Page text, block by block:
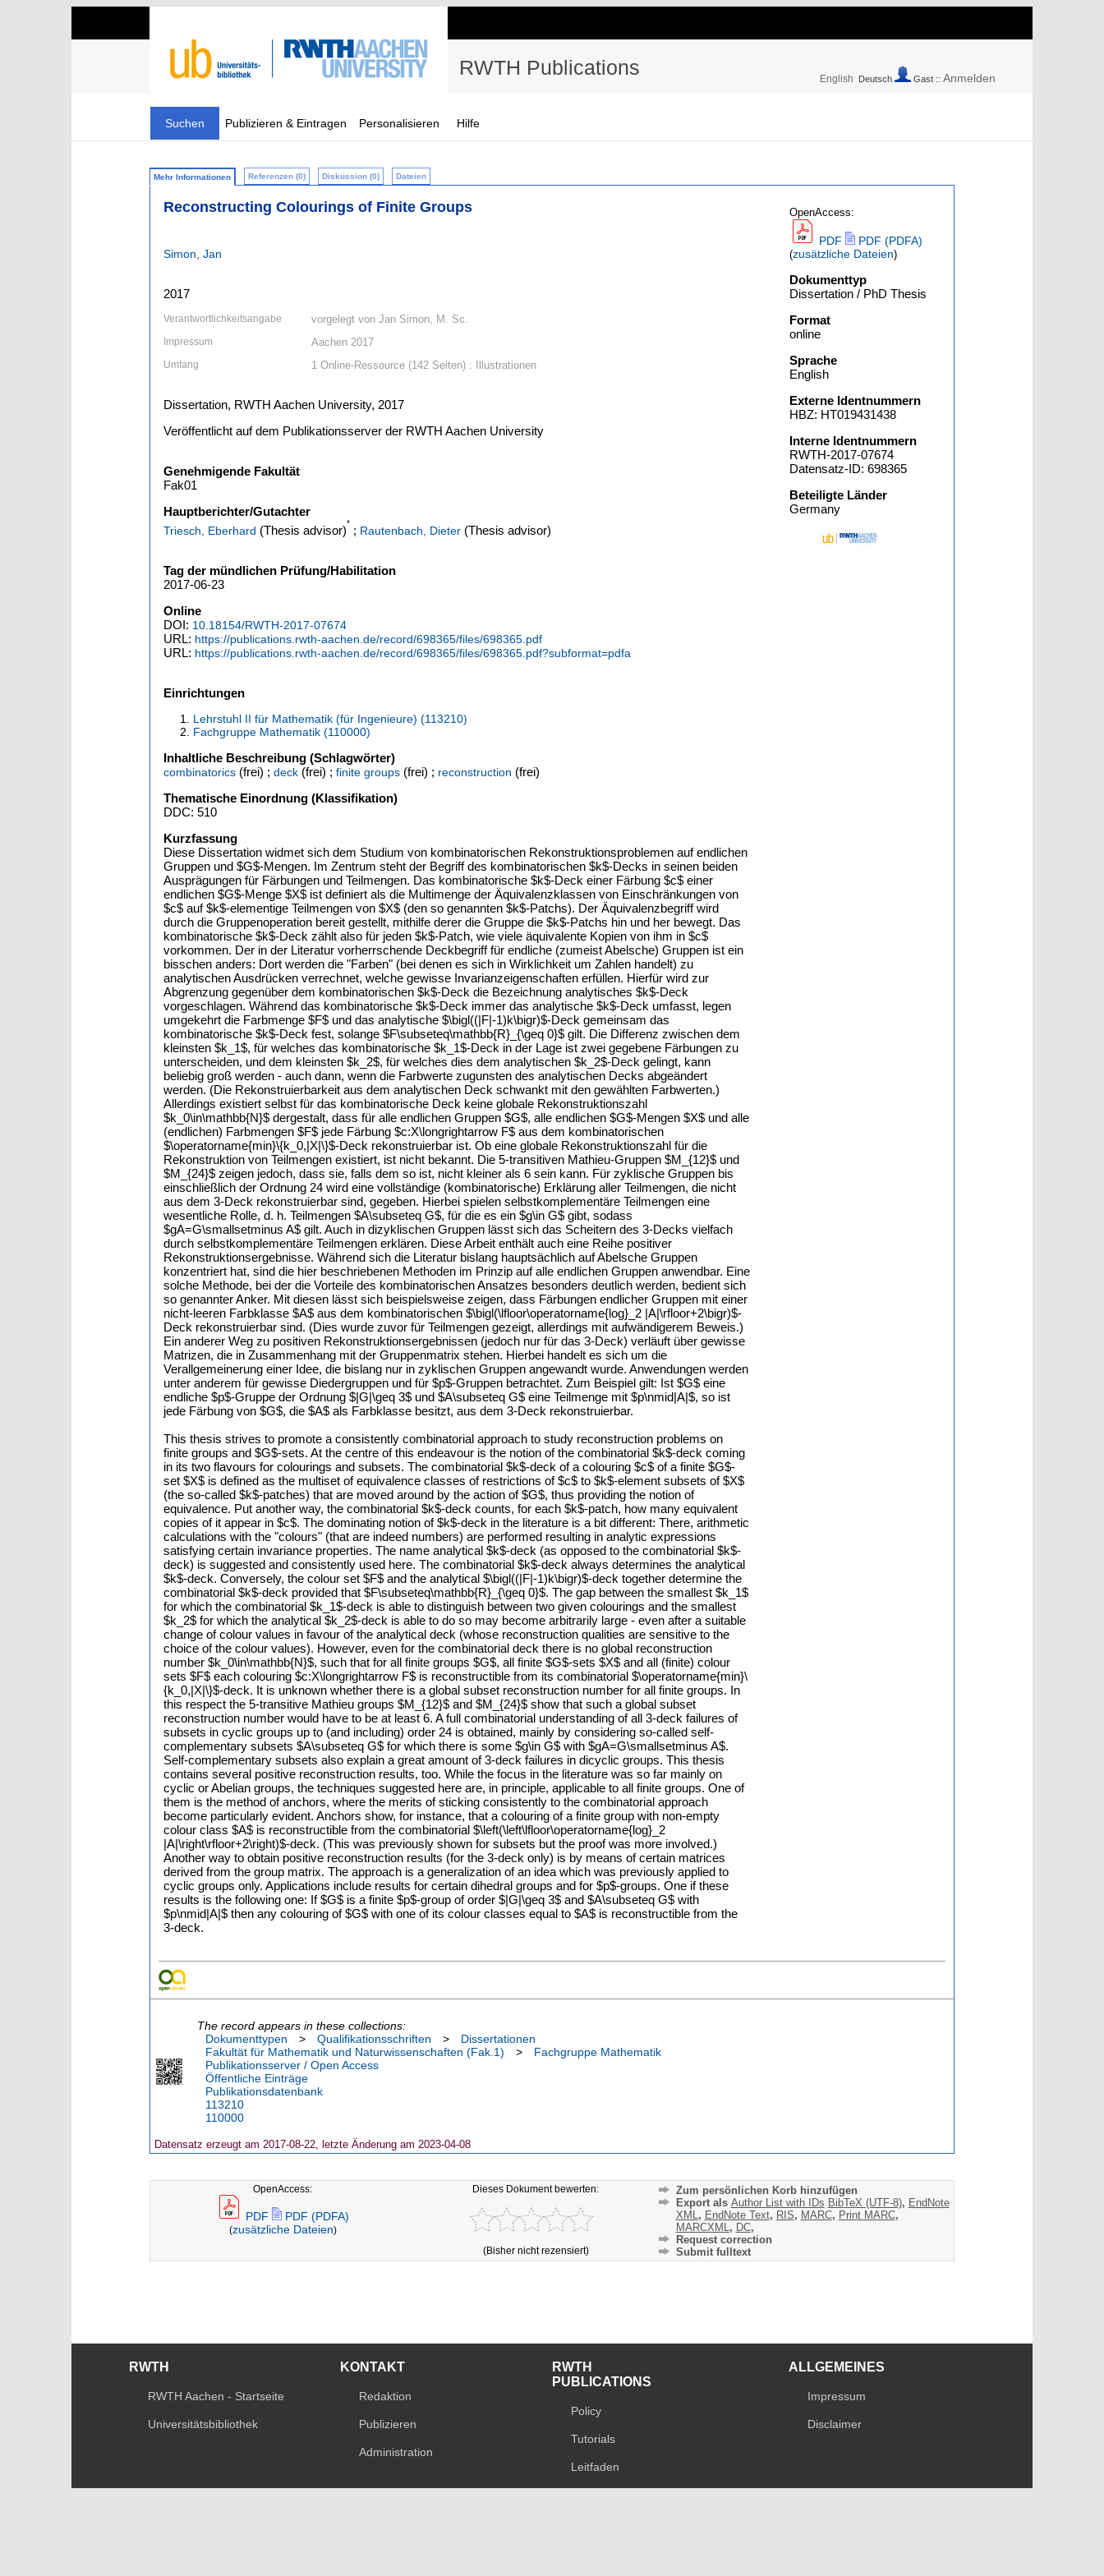
RWTH Publications English Deutsch Gast :: Anmelden
Suchen Publizieren & Eintragen Personalisieren Hilfe
Mehr Informationen Referenzen (0) Diskussion (0) Dateien
Reconstructing Colourings of Finite Groups
Simon, Jan
2017
Verantwortlichkeitsangabe vorgelegt von Jan Simon, M. Sc.
Impressum Aachen 2017
Umfang 1 Online-Ressource (142 Seiten) : Illustrationen
Dissertation, RWTH Aachen University, 2017
Veröffentlicht auf dem Publikationsserver der RWTH Aachen University
Genehmigende Fakultät
Fak01
Hauptberichter/Gutachter
Triesch, Eberhard (Thesis advisor)
*
; Rautenbach, Dieter (Thesis advisor)
Tag der mündlichen Prüfung/Habilitation
2017-06-23
Online
DOI: 10.18154/RWTH-2017-07674
URL: https://publications.rwth-aachen.de/record/698365/files/698365.pdf
URL: https://publications.rwth-aachen.de/record/698365/files/698365.pdf?subformat=pdfa
Einrichtungen
Lehrstuhl II für Mathematik (für Ingenieure) (113210)
Fachgruppe Mathematik (110000)
Inhaltliche Beschreibung (Schlagwörter)
combinatorics (frei) ; deck (frei) ; finite groups (frei) ; reconstruction (frei)
Thematische Einordnung (Klassifikation)
DDC: 510
Kurzfassung
Diese Dissertation widmet sich dem Studium von kombinatorischen Rekonstruktionsproblemen auf endlichen
Gruppen und $G$-Mengen. Im Zentrum steht der Begriff des kombinatorischen $k$-Decks in seinen beiden
Ausprägungen für Färbungen und Teilmengen. Das kombinatorische $k$-Deck einer Färbung $c$ einer
endlichen $G$-Menge $X$ ist definiert als die Multimenge der Äquivalenzklassen von Einschränkungen von
$c$ auf $k$-elementige Teilmengen von $X$ (den so genannten $k$-Patchs). Der Äquivalenzbegriff wird
durch die Gruppenoperation bereit gestellt, mithilfe derer die Gruppe die $k$-Patchs hin und her bewegt. Das
kombinatorische $k$-Deck zählt also für jeden $k$-Patch, wie viele äquivalente Kopien von ihm in $c$
vorkommen. Der in der Literatur vorherrschende Deckbegriff für endliche (zumeist Abelsche) Gruppen ist ein
bisschen anders: Dort werden die "Farben" (bei denen es sich in Wirklichkeit um Zahlen handelt) zu
analytischen Ausdrücken verrechnet, welche gewisse Invarianzeigenschaften erfüllen. Hierfür wird zur
Abgrenzung gegenüber dem kombinatorischen $k$-Deck die Bezeichnung analytisches $k$-Deck
vorgeschlagen. Während das kombinatorische $k$-Deck immer das analytische $k$-Deck umfasst, legen
umgekehrt die Farbmenge $F$ und das analytische $\bigl((|F|-1)k\bigr)$-Deck gemeinsam das
kombinatorische $k$-Deck fest, solange $F\subseteq\mathbb{R}_{\geq 0}$ gilt. Die Differenz zwischen dem
kleinsten $k_1$, für welches das kombinatorische $k_1$-Deck in der Lage ist zwei gegebene Färbungen zu
unterscheiden, und dem kleinsten $k_2$, für welches dies dem analytischen $k_2$-Deck gelingt, kann
beliebig groß werden - auch dann, wenn die Farbwerte zugunsten des analytischen Decks abgeändert
werden. (Die Rekonstruierbarkeit aus dem analytischen Deck schwankt mit den gewählten Farbwerten.)
Allerdings existiert selbst für das kombinatorische Deck keine globale Rekonstruktionszahl
$k_0\in\mathbb{N}$ dergestalt, dass für alle endlichen Gruppen $G$, alle endlichen $G$-Mengen $X$ und alle
(endlichen) Farbmengen $F$ jede Färbung $c:X\longrightarrow F$ aus dem kombinatorischen
$\operatorname{min}\{k_0,|X|\}$-Deck rekonstruierbar ist. Ob eine globale Rekonstruktionszahl für die
Rekonstruktion von Teilmengen existiert, ist nicht bekannt. Die 5-transitiven Mathieu-Gruppen $M_{12}$ und
$M_{24}$ zeigen jedoch, dass sie, falls dem so ist, nicht kleiner als 6 sein kann. Für zyklische Gruppen bis
einschließlich der Ordnung 24 wird eine vollständige (kombinatorische) Erklärung aller Teilmengen, die nicht
aus dem 3-Deck rekonstruierbar sind, gegeben. Hierbei spielen selbstkomplementäre Teilmengen eine
wesentliche Rolle, d. h. Teilmengen $A\subseteq G$, für die es ein $g\in G$ gibt, sodass
$gA=G\smallsetminus A$ gilt. Auch in dizyklischen Gruppen lässt sich das Scheitern des 3-Decks vielfach
durch selbstkomplementäre Teilmengen erklären. Diese Arbeit enthält auch eine Reihe positiver
Rekonstruktionsergebnisse. Während sich die Literatur bislang hauptsächlich auf Abelsche Gruppen
konzentriert hat, sind die hier beschriebenen Methoden im Prinzip auf alle endlichen Gruppen anwendbar. Eine
solche Methode, bei der die Vorteile des kombinatorischen Ansatzes besonders deutlich werden, bedient sich
so genannter Anker. Mit diesen lässt sich beispielsweise zeigen, dass Färbungen endlicher Gruppen mit einer
nicht-leeren Farbklasse $A$ aus dem kombinatorischen $\bigl(\lfloor\operatorname{log}_2 |A|\rfloor+2\bigr)$-
Deck rekonstruierbar sind. (Dies wurde zuvor für Teilmengen gezeigt, allerdings mit aufwändigerem Beweis.)
Ein anderer Weg zu positiven Rekonstruktionsergebnissen (jedoch nur für das 3-Deck) verläuft über gewisse
Matrizen, die in Zusammenhang mit der Gruppenmatrix stehen. Hierbei handelt es sich um die
Verallgemeinerung einer Idee, die bislang nur in zyklischen Gruppen angewandt wurde. Anwendungen werden
unter anderem für gewisse Diedergruppen und für $p$-Gruppen betrachtet. Zum Beispiel gilt: Ist $G$ eine
endliche $p$-Gruppe der Ordnung $|G|\geq 3$ und $A\subseteq G$ eine Teilmenge mit $p\nmid|A|$, so ist
jede Färbung von $G$, die $A$ als Farbklasse besitzt, aus dem 3-Deck rekonstruierbar.
This thesis strives to promote a consistently combinatorial approach to study reconstruction problems on
finite groups and $G$-sets. At the centre of this endeavour is the notion of the combinatorial $k$-deck coming
in its two flavours for colourings and subsets. The combinatorial $k$-deck of a colouring $c$ of a finite $G$-
set $X$ is defined as the multiset of equivalence classes of restrictions of $c$ to $k$-element subsets of $X$
(the so-called $k$-patches) that are moved around by the action of $G$, thus providing the notion of
equivalence. Put another way, the combinatorial $k$-deck counts, for each $k$-patch, how many equivalent
copies of it appear in $c$. The dominating notion of $k$-deck in the literature is a bit different: There, arithmetic
calculations with the "colours" (that are indeed numbers) are performed resulting in analytic expressions
satisfying certain invariance properties. The name analytical $k$-deck (as opposed to the combinatorial $k$-
deck) is suggested and consistently used here. The combinatorial $k$-deck always determines the analytical
$k$-deck. Conversely, the colour set $F$ and the analytical $\bigl((|F|-1)k\bigr)$-deck together determine the
combinatorial $k$-deck provided that $F\subseteq\mathbb{R}_{\geq 0}$. The gap between the smallest $k_1$
for which the combinatorial $k_1$-deck is able to distinguish between two given colourings and the smallest
$k_2$ for which the analytical $k_2$-deck is able to do so may become arbitrarily large - even after a suitable
change of colour values in favour of the analytical deck (whose reconstruction qualities are sensitive to the
choice of the colour values). However, even for the combinatorial deck there is no global reconstruction
number $k_0\in\mathbb{N}$, such that for all finite groups $G$, all finite $G$-sets $X$ and all (finite) colour
sets $F$ each colouring $c:X\longrightarrow F$ is reconstructible from its combinatorial $\operatorname{min}\
{k_0,|X|\}$-deck. It is unknown whether there is a global subset reconstruction number for all finite groups. In
this respect the 5-transitive Mathieu groups $M_{12}$ and $M_{24}$ show that such a global subset
reconstruction number would have to be at least 6. A full combinatorial understanding of all 3-deck failures of
subsets in cyclic groups up to (and including) order 24 is obtained, mainly by considering so-called self-
complementary subsets $A\subseteq G$ for which there is some $g\in G$ with $gA=G\smallsetminus A$.
Self-complementary subsets also explain a great amount of 3-deck failures in dicyclic groups. This thesis
contains several positive reconstruction results, too. While the focus in the literature was so far mainly on
cyclic or Abelian groups, the techniques suggested here are, in principle, applicable to all finite groups. One of
them is the method of anchors, where the merits of sticking consistently to the combinatorial approach
become particularly evident. Anchors show, for instance, that a colouring of a finite group with non-empty
colour class $A$ is reconstructible from the combinatorial $\left(\left\lfloor\operatorname{log}_2
|A|\right\rfloor+2\right)$-deck. (This was previously shown for subsets but the proof was more involved.)
Another way to obtain positive reconstruction results (for the 3-deck only) is by means of certain matrices
derived from the group matrix. The approach is a generalization of an idea which was previously applied to
cyclic groups only. Applications include results for certain dihedral groups and for $p$-groups. One if these
results is the following one: If $G$ is a finite $p$-group of order $|G|\geq 3$ and $A\subseteq G$ with
$p\nmid|A|$ then any colouring of $G$ with one of its colour classes equal to $A$ is reconstructible from the
3-deck.
OpenAccess:
PDF PDF (PDFA)
(zusätzliche Dateien)
Dokumenttyp
Dissertation / PhD Thesis
Format
online
Sprache
English
Externe Identnummern
HBZ: HT019431438
Interne Identnummern
RWTH-2017-07674
Datensatz-ID: 698365
Beteiligte Länder
Germany
The record appears in these collections:
Dokumenttypen
> Qualifikationsschriften >
Dissertationen
Fakultät für Mathematik und Naturwissenschaften (Fak.1)
>
Fachgruppe Mathematik
Publikationsserver / Open Access
Öffentliche Einträge
Publikationsdatenbank
113210
110000
Datensatz erzeugt am 2017-08-22, letzte Änderung am 2023-04-08
OpenAccess:
PDF PDF (PDFA)
(zusätzliche Dateien)
Dieses Dokument bewerten:
(Bisher nicht rezensiert)
Zum persönlichen Korb hinzufügen
Export als Author List with IDs BibTeX (UTF-8), EndNote
XML , EndNote Text, RIS, MARC, Print MARC,
MARCXML , DC,
Request correction
Submit fulltext
RWTH
RWTH Aachen - Startseite
Universitätsbibliothek
KONTAKT
Redaktion
Publizieren
Administration
RWTH
PUBLICATIONS
Policy
Tutorials
Leitfaden
ALLGEMEINES
Impressum
Disclaimer